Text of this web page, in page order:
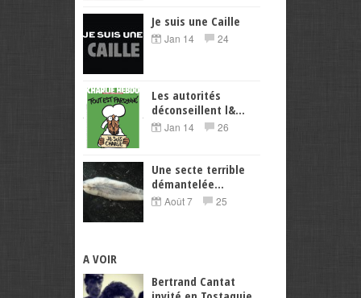
Je suis une Caille
Jan 14 24
Les autorités
déconseillent l&...
Jan 14 26
Une secte terrible
démantelée...
Août 7 25
A VOIR
Bertrand Cantat